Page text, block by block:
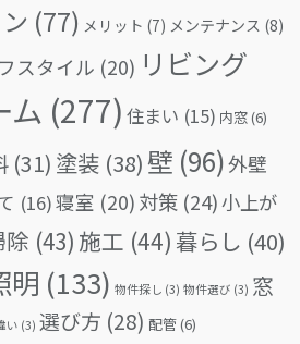
(77) メリット (7) メンテナンス (8)
スタイル (20) リビング
ム (277) 住まい (15) 内窓(6)
(31) 塗装 (38) 壁 (96)外壁
(16)寝室 (20) 対策 (24)小上が
(43) 施工 (44) 暮らし (40)
明 (133) 物件探し (3) 物件選び (3) 窓
い (3) 選び方 (28) 配管(6)